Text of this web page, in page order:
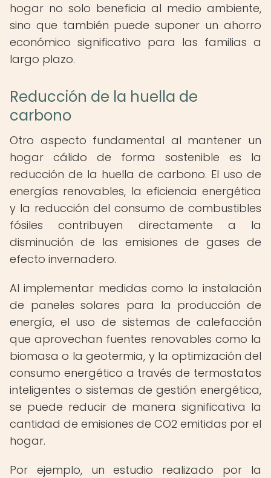
hogar no solo beneficia al medio ambiente,
sino que también puede suponer un ahorro
económico significativo para las familias a
largo plazo.
Reducción de la huella de
carbono
Otro aspecto fundamental al mantener un
hogar cálido de forma sostenible es la
reducción de la huella de carbono. El uso de
energías renovables, la eficiencia energética
y la reducción del consumo de combustibles
fósiles contribuyen directamente a la
disminución de las emisiones de gases de
efecto invernadero.
Al implementar medidas como la instalación
de paneles solares para la producción de
energía, el uso de sistemas de calefacción
que aprovechan fuentes renovables como la
biomasa o la geotermia, y la optimización del
consumo energético a través de termostatos
inteligentes o sistemas de gestión energética,
se puede reducir de manera significativa la
cantidad de emisiones de CO2 emitidas por el
hogar.
Por ejemplo, un estudio realizado por la